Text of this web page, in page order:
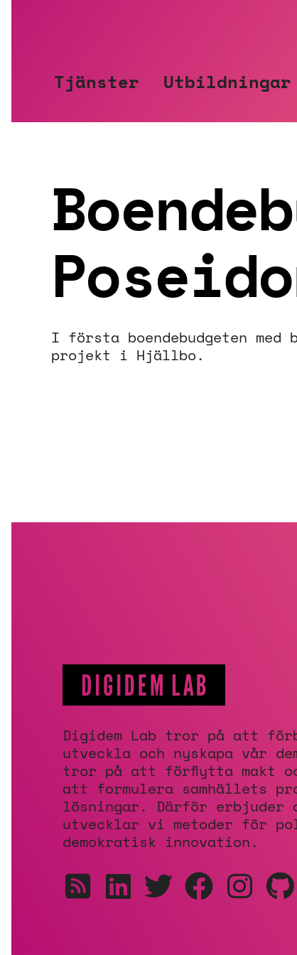
Tjänster Utbildningar
I första boendebudgeten
projekt i Hjällbo.
Digidem Lab tror på att
utveckla och nyskapa vår
tror på att förflytta makt
att formulera samhällets
lösningar. Därför erbjuder
utvecklar vi metoder för
demokratisk innovation.